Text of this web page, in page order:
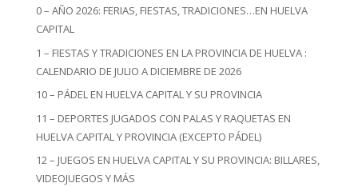
0 – AÑO 2026: FERIAS, FIESTAS, TRADICIONES…EN HUELVA
CAPITAL
1 – FIESTAS Y TRADICIONES EN LA PROVINCIA DE HUELVA :
CALENDARIO DE JULIO A DICIEMBRE DE 2026
10 – PÁDEL EN HUELVA CAPITAL Y SU PROVINCIA
11 – DEPORTES JUGADOS CON PALAS Y RAQUETAS EN
HUELVA CAPITAL Y PROVINCIA (EXCEPTO PÁDEL)
12 – JUEGOS EN HUELVA CAPITAL Y SU PROVINCIA: BILLARES,
VIDEOJUEGOS Y MÁS